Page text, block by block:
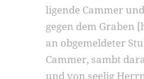
ligende Cammer
gegen dem Graben
an obgemeldeter
Cammer, sambt
und von seelig